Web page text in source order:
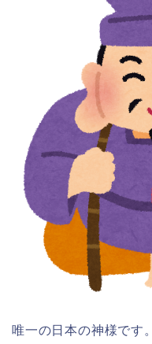
唯一の日本の神様です。